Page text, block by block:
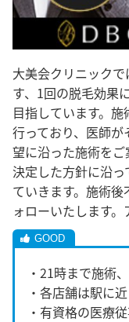
大美会クリニック
す、1回の脱毛効果
目指しています。
行っており、医師
望に沿った施術を
決定した方針に沿
ていきます。施術
ォローいたします
・21時まで施術
・各店舗は駅に
・有資格の医療